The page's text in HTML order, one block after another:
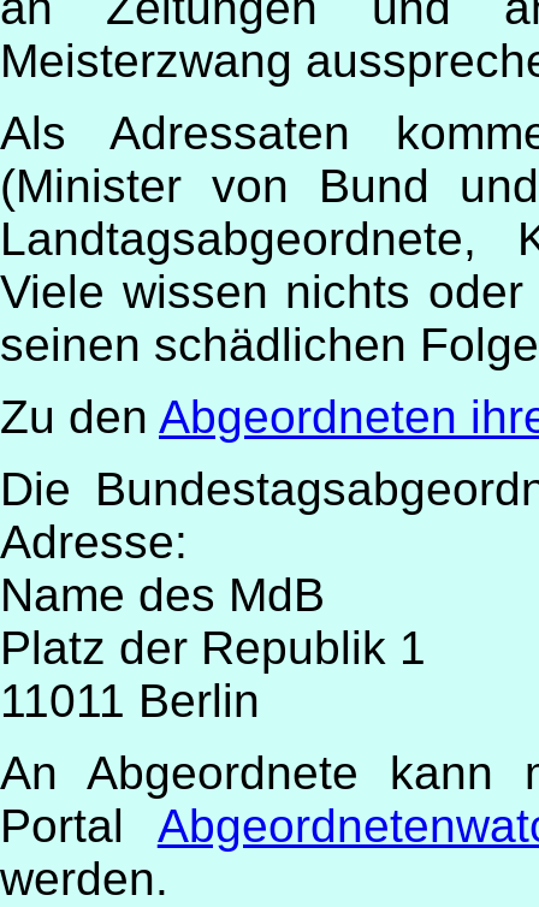
Meisterzwang
Als Adressaten
(Minister von Bund
Landtagsabgeordnete,
Viele wissen nichts
seinen schädlichen
Zu den Abgeordneten
Die
Adresse:
Name des MdB
Platz der Republik 1
11011 Berlin
An Abgeordnete kann
Portal
werden.